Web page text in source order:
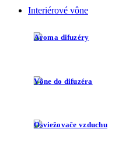
Interiérové vône
Aroma difuzéry
Vône do difuzéra
Osviežovače vzduchu